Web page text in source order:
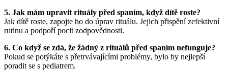
5. Jak mám upravit rituály před spaním, když dítě roste?
Jak dítě roste, zapojte ho do úprav rituálu. Jejich přispění zefektivní
rutinu a podpoří pocit zodpovědnosti.
6. Co když se zdá, že žádný z rituálů před spaním nefunguje?
Pokud se potýkáte s přetrvávajícími problémy, bylo by nejlepší
poradit se s pediatrem.